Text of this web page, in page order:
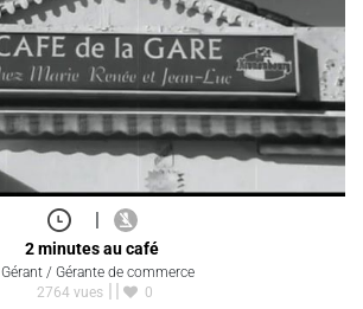
|
2 minutes au café
Gérant / Gérante de commerce
2764 vues
0